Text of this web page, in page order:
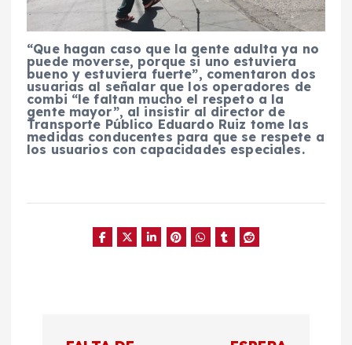
“Que hagan caso que la gente adulta ya no
puede moverse, porque si uno estuviera
bueno y estuviera fuerte”, comentaron dos
usuarias al señalar que los operadores de
combi “le faltan mucho el respeto a la
gente mayor”, al insistir al director de
Transporte Público Eduardo Ruiz tome las
medidas conducentes para que se respete a
los usuarios con capacidades especiales.